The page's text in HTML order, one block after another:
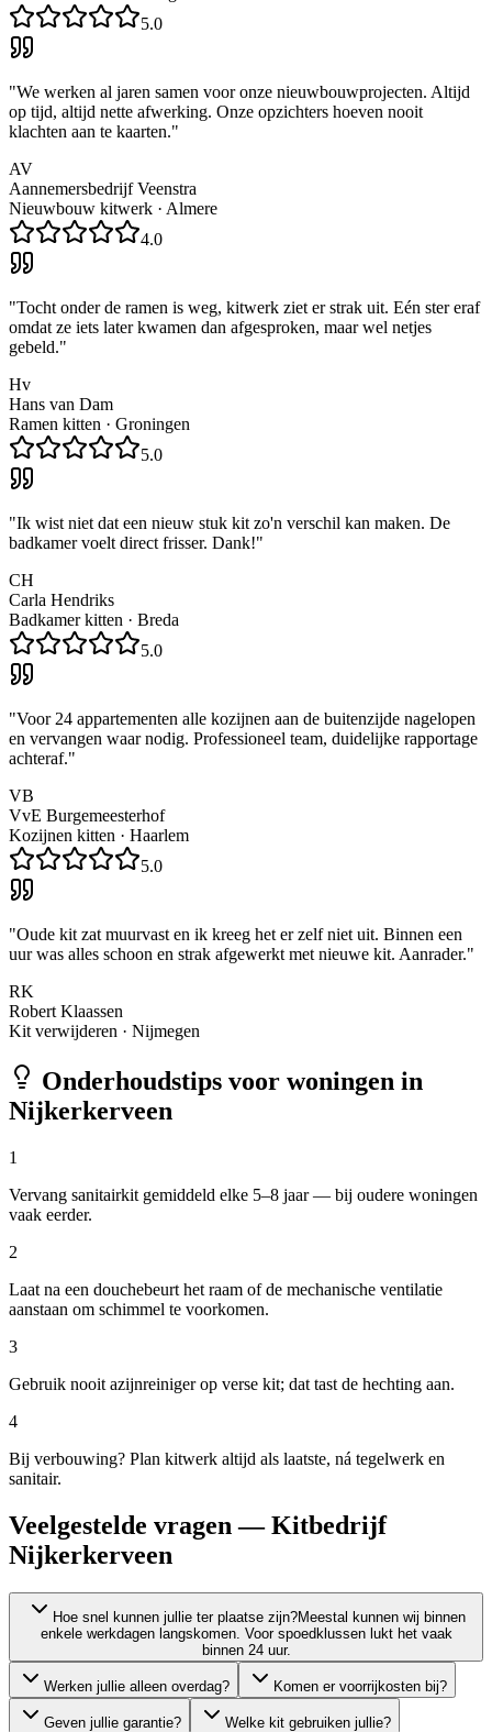
5.0
"We werken al jaren samen voor onze nieuwbouwprojecten. Altijd
op tijd, altijd nette afwerking. Onze opzichters hoeven nooit
klachten aan te kaarten."
AV
Aannemersbedrijf Veenstra
Nieuwbouw kitwerk · Almere
4.0
"Tocht onder de ramen is weg, kitwerk ziet er strak uit. Eén ster eraf
omdat ze iets later kwamen dan afgesproken, maar wel netjes
gebeld."
Hv
Hans van Dam
Ramen kitten · Groningen
5.0
"Ik wist niet dat een nieuw stuk kit zo'n verschil kan maken. De
badkamer voelt direct frisser. Dank!"
CH
Carla Hendriks
Badkamer kitten · Breda
5.0
"Voor 24 appartementen alle kozijnen aan de buitenzijde nagelopen
en vervangen waar nodig. Professioneel team, duidelijke rapportage
achteraf."
VB
VvE Burgemeesterhof
Kozijnen kitten · Haarlem
5.0
"Oude kit zat muurvast en ik kreeg het er zelf niet uit. Binnen een
uur was alles schoon en strak afgewerkt met nieuwe kit. Aanrader."
RK
Robert Klaassen
Kit verwijderen · Nijmegen
Onderhoudstips voor woningen in
Nijkerkerveen
1
Vervang sanitairkit gemiddeld elke 5–8 jaar — bij oudere woningen
vaak eerder.
2
Laat na een douchebeurt het raam of de mechanische ventilatie
aanstaan om schimmel te voorkomen.
3
Gebruik nooit azijnreiniger op verse kit; dat tast de hechting aan.
4
Bij verbouwing? Plan kitwerk altijd als laatste, ná tegelwerk en
sanitair.
Veelgestelde vragen — Kitbedrijf
Nijkerkerveen
Hoe snel kunnen jullie ter plaatse zijn?Meestal kunnen wij binnen
enkele werkdagen langskomen. Voor spoedklussen lukt het vaak
binnen 24 uur.
Werken jullie alleen overdag? Komen er voorrijkosten bij?
Geven jullie garantie? Welke kit gebruiken jullie?